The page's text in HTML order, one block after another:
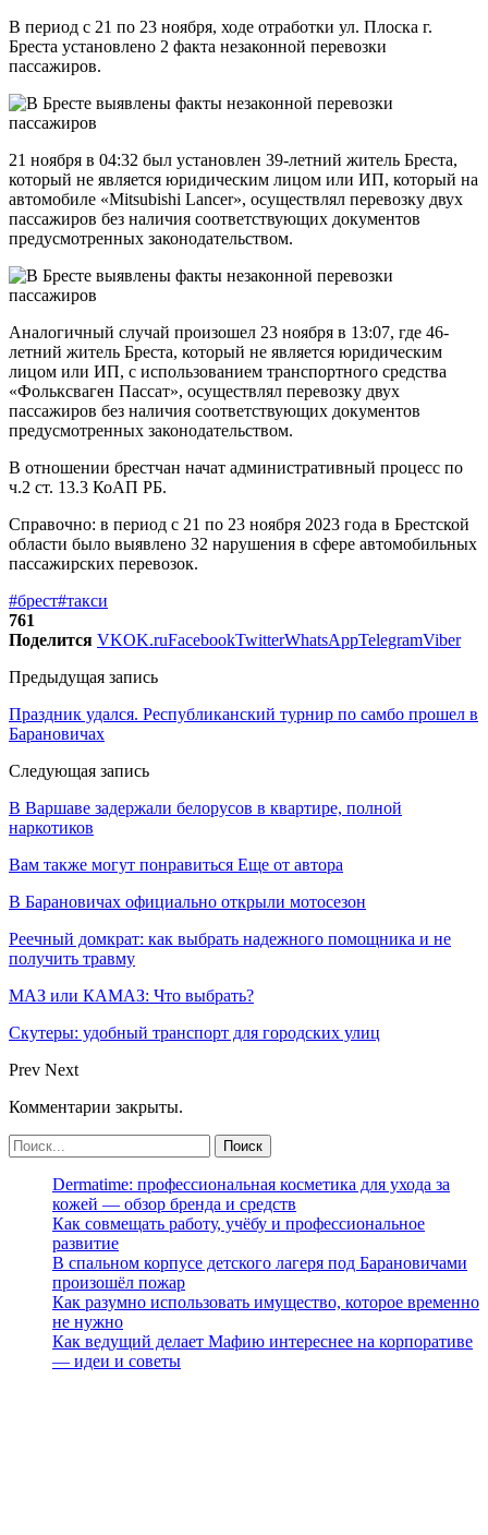
В период с 21 по 23 ноября, ходе отработки ул. Плоска г.
Бреста установлено 2 факта незаконной перевозки
пассажиров.
21 ноября в 04:32 был установлен 39-летний житель Бреста,
который не является юридическим лицом или ИП, который на
автомобиле «Mitsubishi Lancer», осуществлял перевозку двух
пассажиров без наличия соответствующих документов
предусмотренных законодательством.
Аналогичный случай произошел 23 ноября в 13:07, где 46-
летний житель Бреста, который не является юридическим
лицом или ИП, с использованием транспортного средства
«Фольксваген Пассат», осуществлял перевозку двух
пассажиров без наличия соответствующих документов
предусмотренных законодательством.
В отношении брестчан начат административный процесс по
ч.2 ст. 13.3 КоАП РБ.
Справочно: в период с 21 по 23 ноября 2023 года в Брестской
области было выявлено 32 нарушения в сфере автомобильных
пассажирских перевозок.
#брест#такси
761
Поделится VKOK.ruFacebookTwitterWhatsAppTelegramViber
Предыдущая запись
Праздник удался. Республиканский турнир по самбо прошел в
Барановичах
Следующая запись
В Варшаве задержали белорусов в квартире, полной
наркотиков
Вам также могут понравиться Еще от автора
В Барановичах официально открыли мотосезон
Реечный домкрат: как выбрать надежного помощника и не
получить травму
МАЗ или КАМАЗ: Что выбрать?
Скутеры: удобный транспорт для городских улиц
Prev Next
Комментарии закрыты.
Dermatime: профессиональная косметика для ухода за
кожей — обзор бренда и средств
Как совмещать работу, учёбу и профессиональное
развитие
В спальном корпусе детского лагеря под Барановичами
произошёл пожар
Как разумно использовать имущество, которое временно
не нужно
Как ведущий делает Мафию интереснее на корпоративе
— идеи и советы